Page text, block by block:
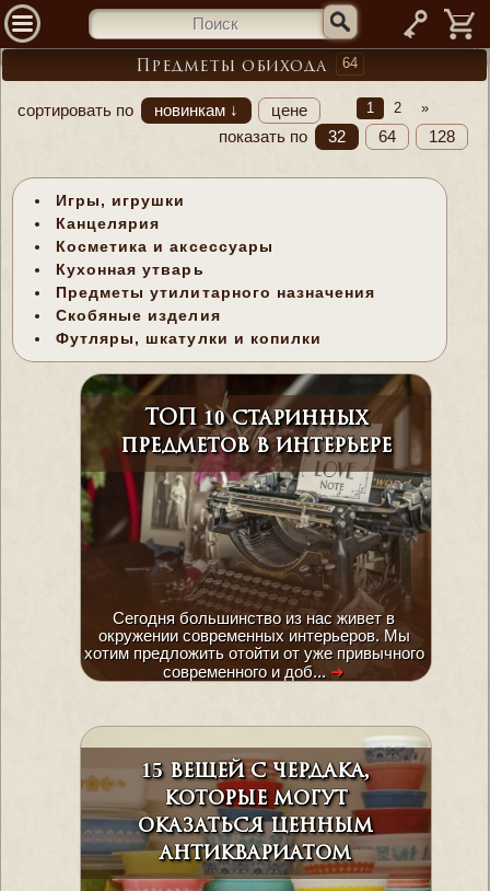
—
Предметы обихода 64
сортировать по новинкам ↓ цене 1 2 »
показать по 32 64 128
Игры, игрушки
Канцелярия
Косметика и аксессуары
Кухонная утварь
Предметы утилитарного назначения
Скобяные изделия
Футляры, шкатулки и копилки
ТОП 10 старинных
предметов в интерьере
Сегодня большинство из нас живет в
окружении современных интерьеров. Мы
хотим предложить отойти от уже привычного
современного и доб... ➜
15 вещей с чердака,
которые могут
оказаться ценным
антиквариатом